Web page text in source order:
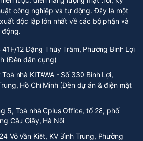
công nghiệp và tự động. Đây là một
độc lập lớn nhất về các bộ phận và
động.
41F/12 Đặng Thùy Trâm, Phường Bình Lợi
(Đèn dân dụng)
Toà nhà KITAWA - Số 330 Bình Lợi,
Hồ Chí Minh (Đèn dự án & điện mặt
5, Toà nhà Cplus Office, tổ 28, phố
Cầu Giấy, Hà Nội
Võ Văn Kiệt, KV Bình Trung, Phường